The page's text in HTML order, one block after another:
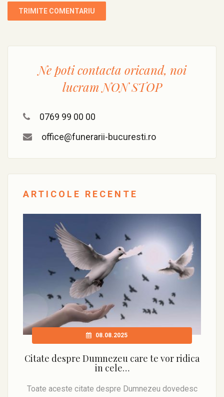
Ne poti contacta oricand, noi
lucramNON STOP
0769 99 00 00
office@funerarii-bucuresti.ro
ARTICOLE RECENTE
08.08.2025
Citate despre Dumnezeu care te vor ridica
in cele…
Toate aceste citate despre Dumnezeu dovedesc